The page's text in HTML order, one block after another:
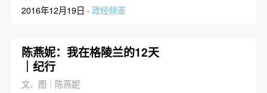
2016年12月19日 · 政经频道
陈燕妮：我在格陵兰的12天
｜纪行
文、图｜陈燕妮